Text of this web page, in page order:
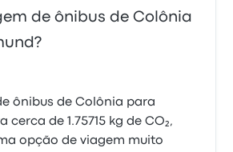
de ônibus de Colônia
ônibus de Colônia para
cerca de 1.75715 kg de CO₂,
opção de viagem muito